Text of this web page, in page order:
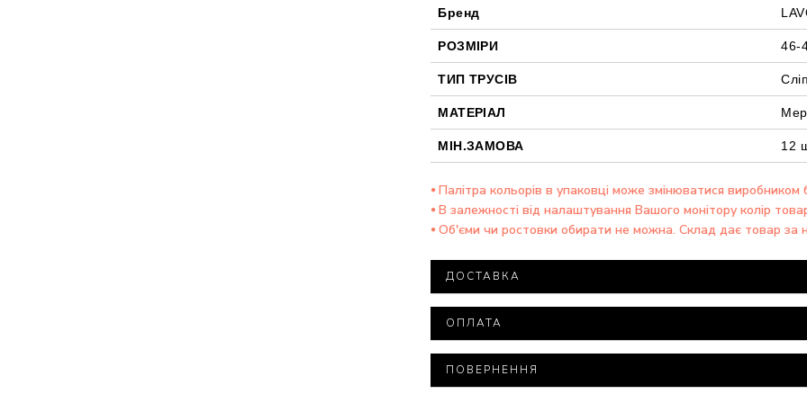
Бренд
РОЗМІРИ 46-
ТИП ТРУСІВ
МАТЕРІАЛ
МІН.ЗАМОВА 12
⦁ Палітра кольорів в упаковці може змінюватися
⦁ В залежності від налаштування Вашого монітору колір
⦁ Об'єми чи ростовки обирати не можна. Склад дає товар за
ДОСТАВКА
Доставка товару здійснюється компанією ТОВ "Нова
При замовленні на суму понад 15 000 тисяч гривень
Всі посилки оцінюються мінімальною вартістю.
Якщо Вам необхідно вказати іншу оціночну вартість
ОПЛАТА
Мінімальна сума замовлення – 500 гривень.
ПОВЕРНЕННЯ